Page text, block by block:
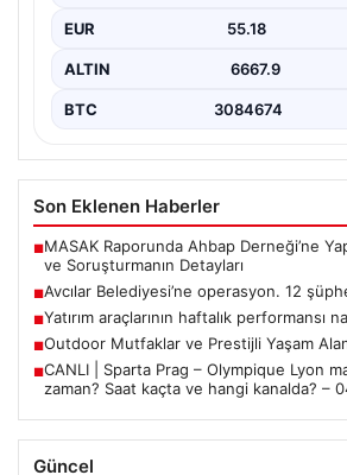
EUR 55.18
ALTIN 6667.9
BTC 3084674
Son Eklenen Haberler
■MASAK Raporunda Ahbap Derneği’ne
ve Soruşturmanın Detayları
■Avcılar Belediyesi’ne operasyon. 12
■Yatırım araçlarının haftalık performansı
■Outdoor Mutfaklar ve Prestijli Yaşam
■CANLI | Sparta Prag – Olympique Lyon
zaman? Saat kaçta ve hangi kanalda? –
Güncel